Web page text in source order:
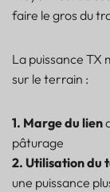
faire le gros du
La puissance TX
sur le terrain :
1. Marge du lien
pâturage
2. Utilisation du
une puissance